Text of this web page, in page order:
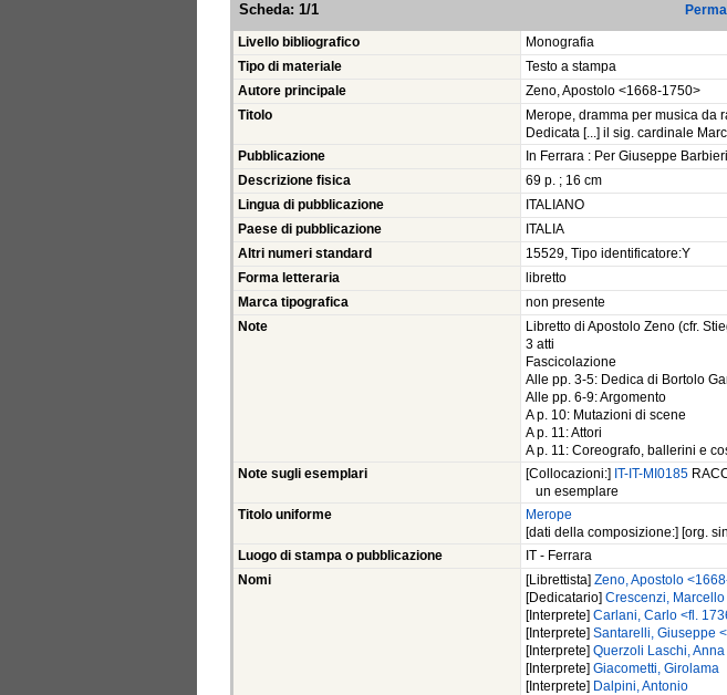
Scheda: 1/1
Livello bibliografico
Monografia
Tipo di materiale
Testo a stampa
Autore principale
Zeno, Apostolo <1668-1750>
Titolo
Merope, dramma per musica da
Dedicata [...] il sig. cardinale
Pubblicazione
In Ferrara : Per Giuseppe
Descrizione fisica
69 p. ; 16 cm
Lingua di pubblicazione
ITALIANO
Paese di pubblicazione
ITALIA
Altri numeri standard
15529, Tipo identificatore:Y
Forma letteraria
libretto
Marca tipografica
non presente
Note
Libretto di Apostolo Zeno (cfr.
3 atti
Fascicolazione
Alle pp. 3-5: Dedica di Bortolo
Alle pp. 6-9: Argomento
A p. 10: Mutazioni di scene
A p. 11: Attori
A p. 11: Coreografo, ballerini e
Note sugli esemplari
[Collocazioni:] IT-IT-MI0185
un esemplare
Titolo uniforme
Merope
[dati della composizione:] [org.
Luogo di stampa o pubblicazione
IT - Ferrara
Nomi
[Librettista] Zeno, Apostolo
[Dedicatario] Crescenzi,
[Interprete] Carlani, Carlo <fl.
[Interprete] Santarelli, Giuseppe
[Interprete] Querzoli Laschi,
[Interprete] Giacometti, Girolama
[Interprete]
Dalpini, Antonio